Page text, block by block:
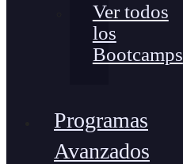
Ver todos
los
Bootcamps
Programas
Avanzados